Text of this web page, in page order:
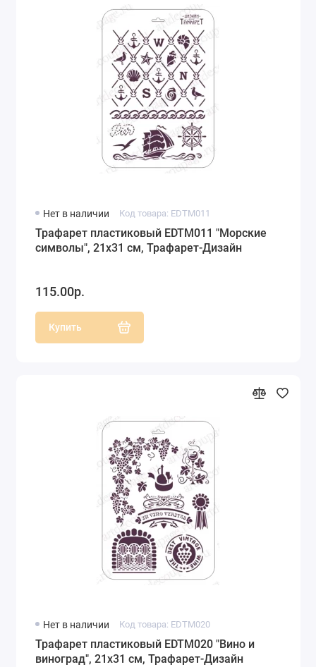
Нет в наличии Код товара: EDTM011
Трафарет пластиковый EDTM011 "Морские
символы", 21х31 см, Трафарет-Дизайн
115.00р.
Купить
Нет в наличии Код товара: EDTM020
Трафарет пластиковый EDTM020 "Вино и
виноград", 21х31 см, Трафарет-Дизайн